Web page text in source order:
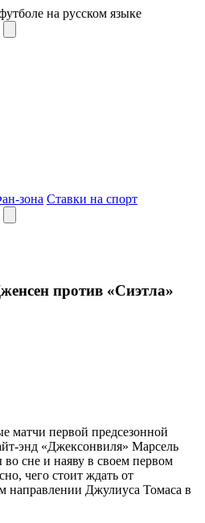
на русском языке
зона Ставки на спорт
против «Сиэтла»
матчи первой предсезонной
энд «Джексонвиля» Марсель
сне и наяву в своем первом
чего стоит ждать от
направлении Джулиуса Томаса в